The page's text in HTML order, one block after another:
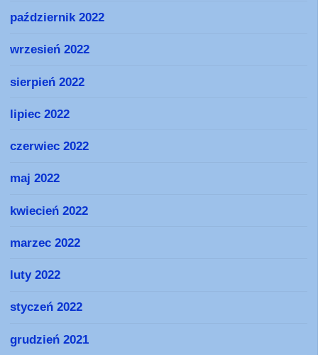
październik 2022
wrzesień 2022
sierpień 2022
lipiec 2022
czerwiec 2022
maj 2022
kwiecień 2022
marzec 2022
luty 2022
styczeń 2022
grudzień 2021